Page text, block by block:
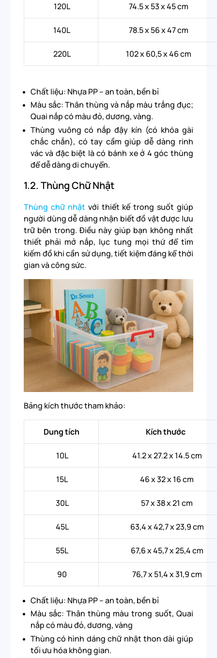
120L 74.5 x 53 x 45 cm
140L 78.5 x 56 x 47 cm
220L 102 x 60,5 x 46 cm
Chất liệu: Nhựa PP – an toàn, bền bỉ
Màu sắc: Thân thùng và nắp màu trắng đục;
Quai nắp có màu đỏ, dương, vàng.
Thùng vuông có nắp đậy kín (có khóa gài
chắc chắn), có tay cầm giúp dễ dàng rinh
vác và đặc biệt là có bánh xe ở 4 góc thùng
để dễ dàng di chuyển.
1.2. Thùng Chữ Nhật
Thùng chữ nhật với thiết kế trong suốt giúp
người dùng dễ dàng nhận biết đồ vật được lưu
trữ bên trong. Điều này giúp bạn không nhất
thiết phải mở nắp, lục tung mọi thứ để tìm
kiếm đồ khi cần sử dụng, tiết kiệm đáng kể thời
gian và công sức.
Bảng kích thước tham khảo:
Dung tích Kích thước
10L 41.2 x 27.2 x 14.5 cm
15L 46 x 32 x 16 cm
30L 57 x 38 x 21 cm
45L 63,4 x 42,7 x 23,9 cm
55L 67,6 x 45,7 x 25,4 cm
90 76,7 x 51,4 x 31,9 cm
Chất liệu: Nhựa PP – an toàn, bền bỉ
Màu sắc: Thân thùng màu trong suốt, Quai
nắp có màu đỏ, dương, vàng
Thùng có hình dáng chữ nhật thon dài giúp
tối ưu hóa không gian.